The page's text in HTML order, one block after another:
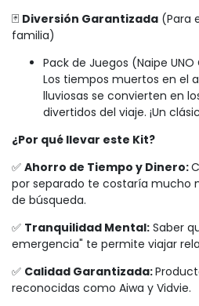
🃏 Diversión Garantizada (Para
familia)
Pack de Juegos (Naipe
Los tiempos muertos en el
lluviosas se convierten en
divertidos del viaje. ¡Un
¿Por qué llevar este Kit?
✅ Ahorro de Tiempo y Dinero:
por separado te costaría mucho
de búsqueda.
✅ Tranquilidad Mental: Saber
emergencia" te permite viajar
✅ Calidad Garantizada:
reconocidas como Aiwa y Vidvie.